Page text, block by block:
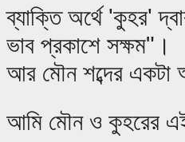
ব্যাক্তি অর্থে 'কুহর'
ভাব প্রকাশে সক্ষম"।
আর মৌন শব্দের একটা
আমি মৌন ও কুহরের